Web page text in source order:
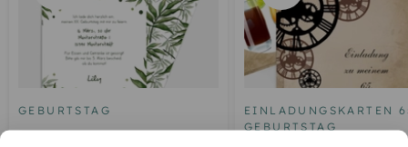
GEBURTSTAG
Geburtstagskarte Palm
EINLADUNGSKARTEN
GEBURTSTAG